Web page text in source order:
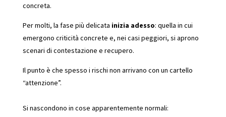
concreta.
Per molti, la fase più delicata inizia adesso: quella in cui
emergono criticità concrete e, nei casi peggiori, si aprono
scenari di contestazione e recupero.
Il punto è che spesso i rischi non arrivano con un cartello
“attenzione”.
Si nascondono in cose apparentemente normali: